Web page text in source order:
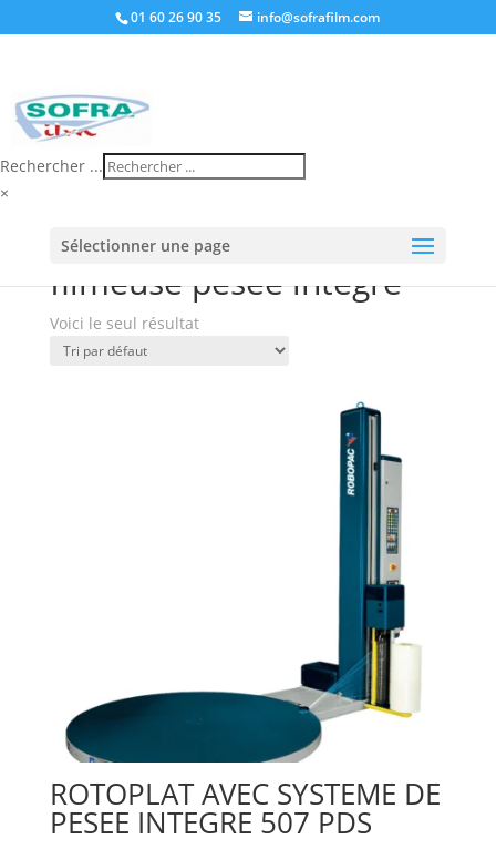
01 60 26 90 35 info@sofrafilm.com
Rechercher ...
×
Sélectionner une page
pesée intégré”
filmeuse pesée intégré
Voici le seul résultat
ROTOPLAT AVEC SYSTEME DE
PESEE INTEGRE 507 PDS